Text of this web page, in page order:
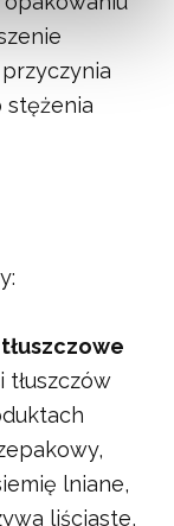
stężenia
tłuszczów
lniane,
liściaste,